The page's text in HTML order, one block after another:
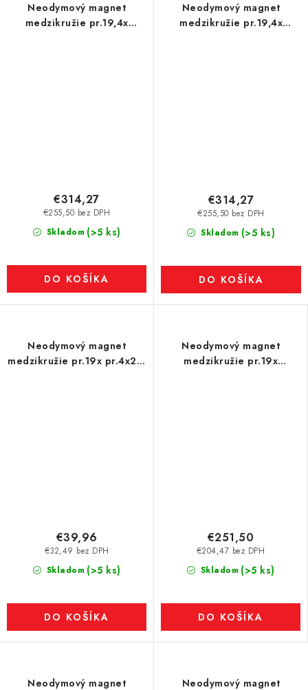
Neodymový magnet
medzikružie pr.19,4x
Skladom (>5 ks)
€255,50 bez DPH
€314,27
DO KOŠÍKA
Neodymový magnet
medzikružie pr.19,4x
Skladom (>5 ks)
€255,50 bez DPH
€314,27
DO KOŠÍKA
Neodymový magnet
medzikružie pr.19x pr.4x2,5
Skladom (>5 ks)
€32,49 bez DPH
€39,96
DO KOŠÍKA
Neodymový magnet
medzikružie pr.19x
Skladom (>5 ks)
€204,47 bez DPH
€251,50
DO KOŠÍKA
Neodymový magnet Neodymový magnet